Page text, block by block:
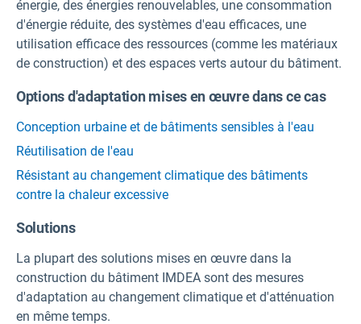
énergie, des énergies renouvelables, une consommation
d'énergie réduite, des systèmes d'eau efficaces, une
utilisation efficace des ressources (comme les matériaux
de construction) et des espaces verts autour du bâtiment.
Options d'adaptation mises en œuvre dans ce cas
Conception urbaine et de bâtiments sensibles à l'eau
Réutilisation de l'eau
Résistant au changement climatique des bâtiments
contre la chaleur excessive
Solutions
La plupart des solutions mises en œuvre dans la
construction du bâtiment IMDEA sont des mesures
d'adaptation au changement climatique et d'atténuation
en même temps.